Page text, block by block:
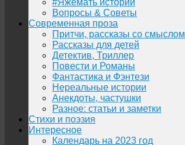
#Яжемать истории
Вопросы & Советы
Современная проза
Притчи, рассказы со смыслом
Рассказы для детей
Детектив, Триллер
Повести и Романы
Фантастика и Фэнтези
Нереальные истории
Анекдоты, частушки
Разное: статьи и заметки
Стихи и поэзия
Интересное
Календарь на 2023 год